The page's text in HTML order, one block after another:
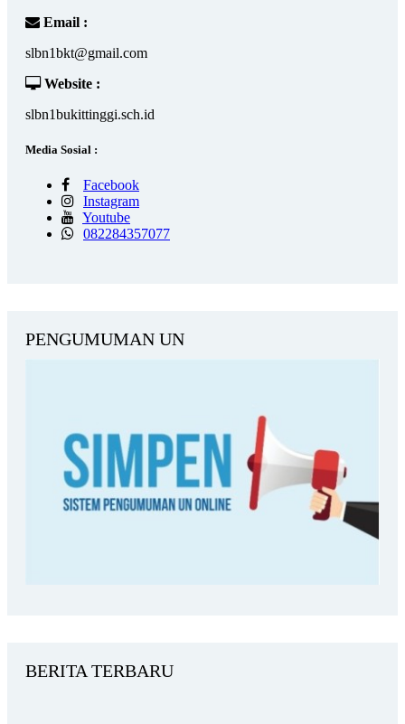
Email :
slbn1bkt@gmail.com
Website :
slbn1bukittinggi.sch.id
Media Sosial :
Facebook
Instagram
Youtube
082284357077
PENGUMUMAN UN
BERITA TERBARU